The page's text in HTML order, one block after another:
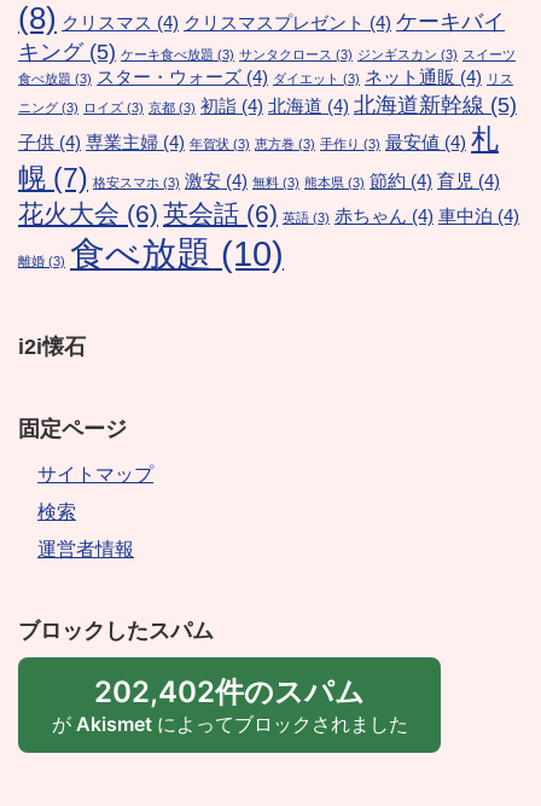
(8) クリスマス (4) クリスマスプレゼント (4) ケーキバイ
キング(5) ケーキ食べ放題 (3) サンタクロース (3) ジンギスカン (3) スイーツ
食べ放題 (3) スター・ウォーズ (4) ダイエット (3) ネット通販 (4) リス
ニング (3) ロイズ (3) 京都 (3) 初詣 (4) 北海道 (4) 北海道新幹線 (5)
子供 (4) 専業主婦 (4) 年賀状 (3) 恵方巻 (3) 手作り (3) 最安値 (4) 札
幌 (7) 格安スマホ (3) 激安 (4) 無料 (3) 熊本県 (3) 節約 (4) 育児 (4)
花火大会 (6) 英会話 (6) 英語 (3) 赤ちゃん (4) 車中泊 (4)
離婚 (3) 食べ放題 (10)
i2i懐石
固定ページ
サイトマップ
検索
運営者情報
ブロックしたスパム
202,402件のスパム
が Akismetによってブロックされました